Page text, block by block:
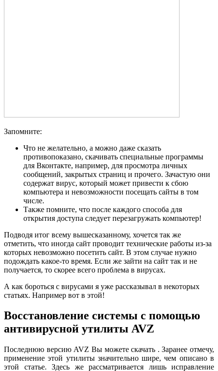
Запомните:
Что не желательно, а можно даже сказать
противопоказано, скачивать специальные программы
для Вконтакте, например, для просмотра личных
сообщений, закрытых страниц и прочего. Зачастую они
содержат вирус, который может привести к сбою
компьютера и невозможности посещать сайты в том
числе.
Также помните, что после каждого способа для
открытия доступа следует перезагружать компьютер!
Подводя итог всему вышесказанному, хочется так же
отметить, что иногда сайт проводит технические работы из-за
которых невозможно посетить сайт. В этом случае нужно
подождать какое-то время. Если же зайти на сайт так и не
получается, то скорее всего проблема в вирусах.
А как бороться с вирусами я уже рассказывал в некоторых
статьях. Например вот в этой!
Восстановление системы с помощью
антивирусной утилиты AVZ
Последнюю версию AVZ Вы можете скачать . Заранее отмечу,
применение этой утилиты значительно шире, чем описано в
этой статье. Здесь же рассматривается лишь исправление